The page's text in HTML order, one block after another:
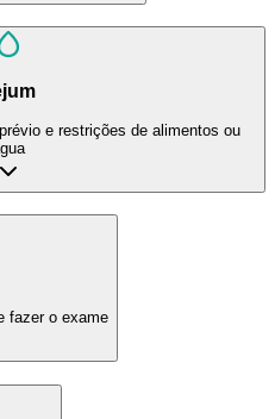
e restrições de alimentos ou
fazer o exame